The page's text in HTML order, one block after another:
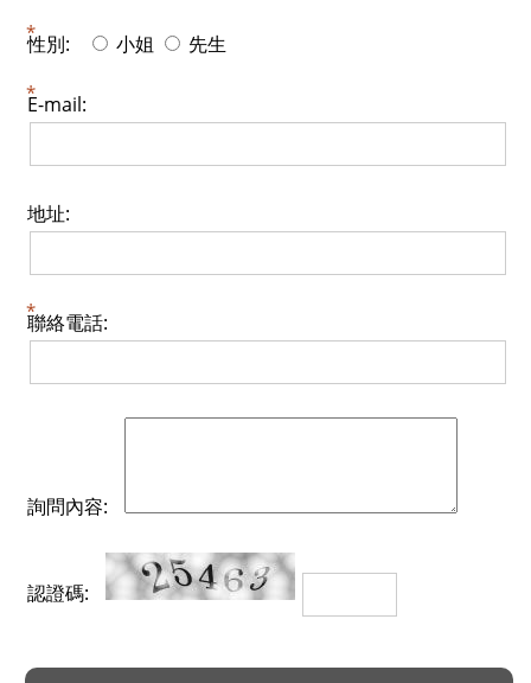
性別: 小姐 先生
E-mail:
地址:
聯絡電話:
詢問內容:
認證碼: